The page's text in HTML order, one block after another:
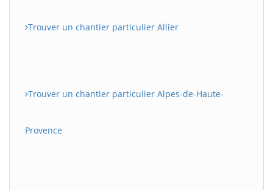
Trouver un chantier particulier Allier
Trouver un chantier particulier Alpes-de-Haute-
Provence